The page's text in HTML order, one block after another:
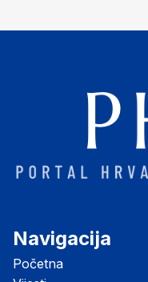
Navigacija
Početna